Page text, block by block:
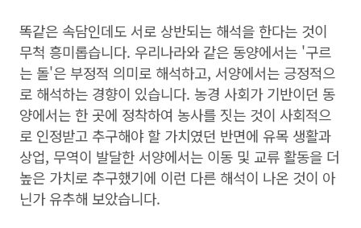
똑같은 속담인데도 서로 상반되는 해석을 한다는 것이
무척 흥미롭습니다. 우리나라와 같은 동양에서는 '구르
는 돌'은 부정적 의미로 해석하고, 서양에서는 긍정적으
로 해석하는 경향이 있습니다. 농경 사회가 기반이던 동
양에서는 한 곳에 정착하여 농사를 짓는 것이 사회적으
로 인정받고 추구해야 할 가치였던 반면에 유목 생활과
상업, 무역이 발달한 서양에서는 이동 및 교류 활동을 더
높은 가치로 추구했기에 이런 다른 해석이 나온 것이 아
닌가 유추해 보았습니다.